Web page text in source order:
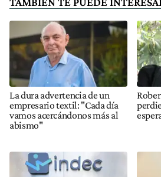
La dura advertencia de un
empresario textil: "Cada día
vamos acercándonos más al
abismo"